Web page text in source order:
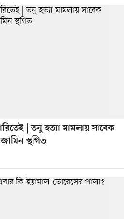
| তনু হত্যা মামলায় সাবেক
স্থগিত